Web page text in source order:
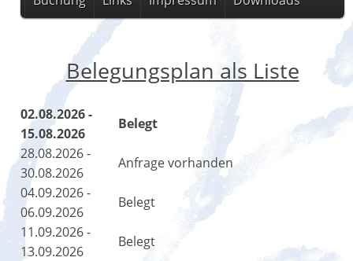
Belegungsplan als Liste
02.08.2026 -
15.08.2026
Belegt
28.08.2026 -
30.08.2026
Anfrage vorhanden
04.09.2026 -
06.09.2026
Belegt
11.09.2026 -
13.09.2026
Belegt